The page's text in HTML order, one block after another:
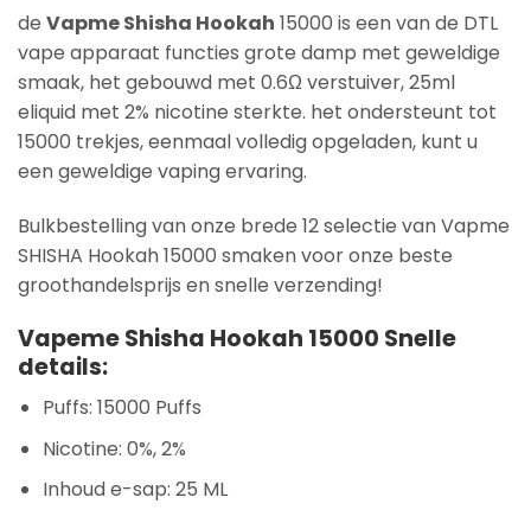
de Vapme Shisha Hookah 15000 is een van de DTL
vape apparaat functies grote damp met geweldige
smaak, het gebouwd met 0.6Ω verstuiver, 25ml
eliquid met 2% nicotine sterkte. het ondersteunt tot
15000 trekjes, eenmaal volledig opgeladen, kunt u
een geweldige vaping ervaring.
Bulkbestelling van onze brede 12 selectie van Vapme
SHISHA Hookah 15000 smaken voor onze beste
groothandelsprijs en snelle verzending!
Vapeme Shisha Hookah 15000 Snelle
details:
Puffs: 15000 Puffs
Nicotine: 0%, 2%
Inhoud e-sap: 25 ML